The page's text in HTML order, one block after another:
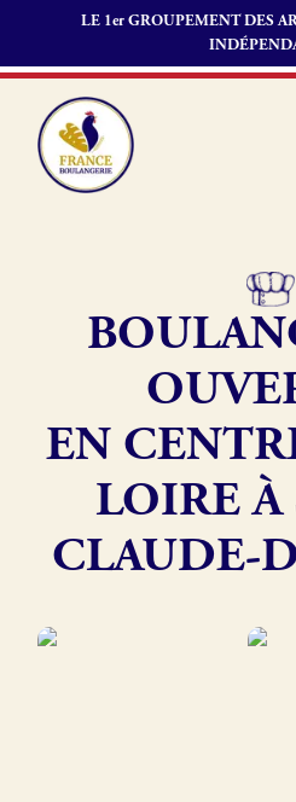
LE 1er GROUPEMENT DES
Je suis
Je découvre
Boulangerie
Pourquoi
adhérer à
France
Boulangerie
EN
LOIRE À
CLAUDE-